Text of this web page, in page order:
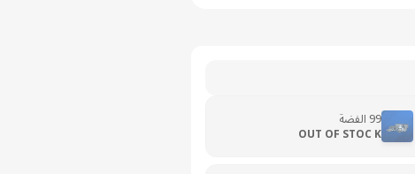
99 الفضة
OUT OF STOC K